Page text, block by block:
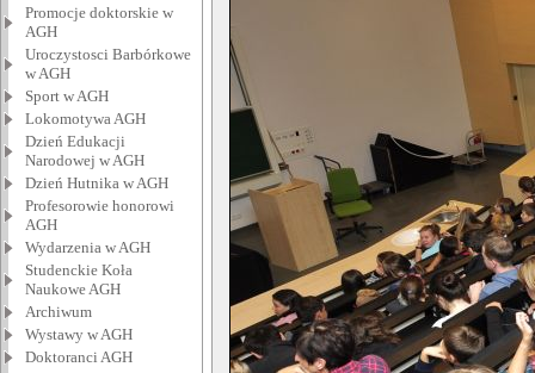
Promocje doktorskie w
AGH
Uroczystosci Barbórkowe
w AGH
Sport w AGH
Lokomotywa AGH
Dzień Edukacji
Narodowej w AGH
Dzień Hutnika w AGH
Profesorowie honorowi
AGH
Wydarzenia w AGH
Studenckie Koła
Naukowe AGH
Archiwum
Wystawy w AGH
Doktoranci AGH